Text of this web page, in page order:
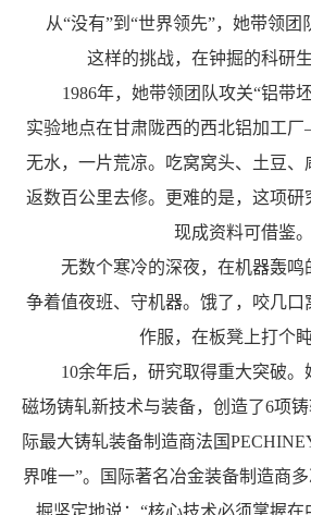
从“没有”到“世界领先”，她带领团
这样的挑战，在钟掘的科研
1986年，她带领团队攻关“铝带
实验地点在甘肃陇西的西北铝加工
无水，一片荒凉。吃窝窝头、土豆、
返数百公里去修。更难的是，这项研
现成资料可借鉴。
无数个寒冷的深夜，在机器轰鸣
争着值夜班、守机器。饿了，咬几口
作服，在板凳上打个盹
10余年后，研究取得重大突破
磁场铸轧新技术与装备，创造了6项
际最大铸轧装备制造商法国
界唯一”。国际著名冶金装备制造商
掘坚定地说：“核心技术必须掌握在